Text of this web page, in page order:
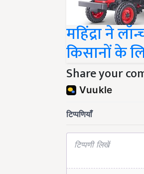
महिंद्रा ने
किसानों के
Share your